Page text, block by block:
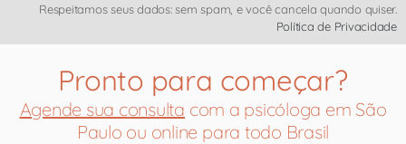
Respeitamos seus dados: sem spam, e você cancela quando quiser.
Política de Privacidade
Pronto para começar?
Agende sua consulta com a psicóloga em São
Paulo ou online para todo Brasil